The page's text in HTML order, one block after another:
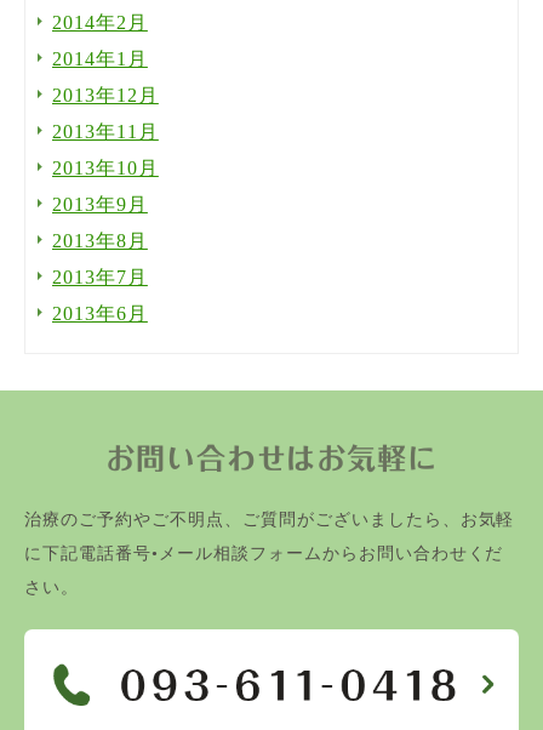
2014年2月
2014年1月
2013年12月
2013年11月
2013年10月
2013年9月
2013年8月
2013年7月
2013年6月
お問い合わせはお気軽に
治療のご予約やご不明点、ご質問がございましたら、お気軽
に下記電話番号•メール相談フォームからお問い合わせくだ
さい。